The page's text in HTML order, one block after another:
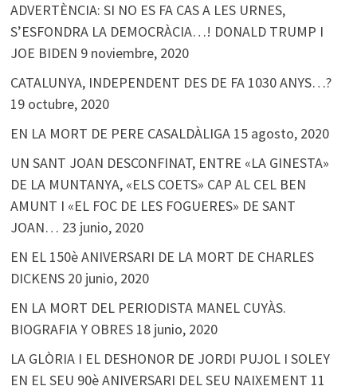
ADVERTÈNCIA: SI NO ES FA CAS A LES URNES,
S’ESFONDRA LA DEMOCRÀCIA…! DONALD TRUMP I
JOE BIDEN 9 noviembre, 2020
CATALUNYA, INDEPENDENT DES DE FA 1030 ANYS…?
19 octubre, 2020
EN LA MORT DE PERE CASALDÀLIGA 15 agosto, 2020
UN SANT JOAN DESCONFINAT, ENTRE «LA GINESTA»
DE LA MUNTANYA, «ELS COETS» CAP AL CEL BEN
AMUNT I «EL FOC DE LES FOGUERES» DE SANT
JOAN… 23 junio, 2020
EN EL 150è ANIVERSARI DE LA MORT DE CHARLES
DICKENS 20 junio, 2020
EN LA MORT DEL PERIODISTA MANEL CUYÀS.
BIOGRAFIA Y OBRES 18 junio, 2020
LA GLÒRIA I EL DESHONOR DE JORDI PUJOL I SOLEY
EN EL SEU 90è ANIVERSARI DEL SEU NAIXEMENT 11